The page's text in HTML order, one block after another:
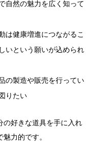
自然の魅力を広く知って
は健康増進につながるこ
いという願いが込められ
の製造や販売を行ってい
りたい
の好きな道具を手に入れ
力的です。